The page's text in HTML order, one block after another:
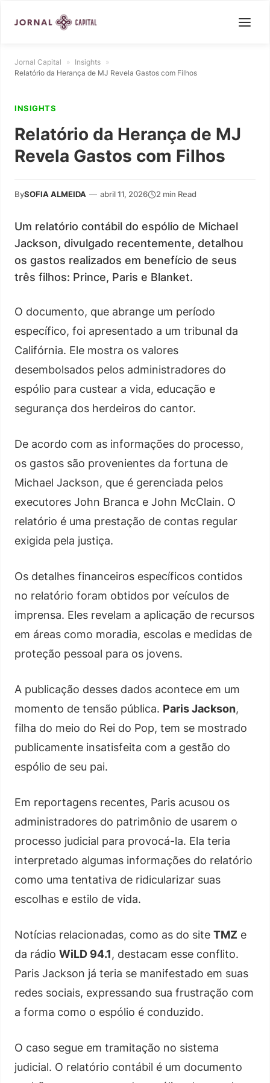
Jornal Capital » Insights »
Relatório da Herança de MJ Revela Gastos com Filhos
INSIGHTS
Relatório da Herança de MJ
Revela Gastos com Filhos
BySOFIA ALMEIDA — abril 11, 2026 2 min Read
Um relatório contábil do espólio de Michael
Jackson, divulgado recentemente, detalhou
os gastos realizados em benefício de seus
três filhos: Prince, Paris e Blanket.
O documento, que abrange um período
específico, foi apresentado a um tribunal da
Califórnia. Ele mostra os valores
desembolsados pelos administradores do
espólio para custear a vida, educação e
segurança dos herdeiros do cantor.
De acordo com as informações do processo,
os gastos são provenientes da fortuna de
Michael Jackson, que é gerenciada pelos
executores John Branca e John McClain. O
relatório é uma prestação de contas regular
exigida pela justiça.
Os detalhes financeiros específicos contidos
no relatório foram obtidos por veículos de
imprensa. Eles revelam a aplicação de recursos
em áreas como moradia, escolas e medidas de
proteção pessoal para os jovens.
A publicação desses dados acontece em um
momento de tensão pública. Paris Jackson,
filha do meio do Rei do Pop, tem se mostrado
publicamente insatisfeita com a gestão do
espólio de seu pai.
Em reportagens recentes, Paris acusou os
administradores do patrimônio de usarem o
processo judicial para provocá-la. Ela teria
interpretado algumas informações do relatório
como uma tentativa de ridicularizar suas
escolhas e estilo de vida.
Notícias relacionadas, como as do site TMZ e
da rádio WiLD 94.1, destacam esse conflito.
Paris Jackson já teria se manifestado em suas
redes sociais, expressando sua frustração com
a forma como o espólio é conduzido.
O caso segue em tramitação no sistema
judicial. O relatório contábil é um documento